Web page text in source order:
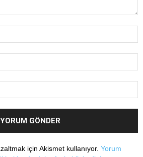
için Akismet kullanıyor. Yorum